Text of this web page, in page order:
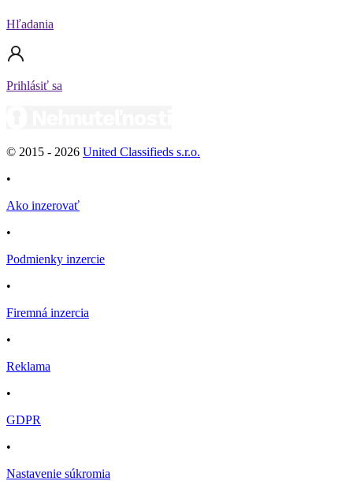
Hľadania
Prihlásiť sa
© 2015 - 2026 United Classifieds s.r.o.
•
Ako inzerovať
•
Podmienky inzercie
•
Firemná inzercia
•
Reklama
•
GDPR
•
Nastavenie súkromia